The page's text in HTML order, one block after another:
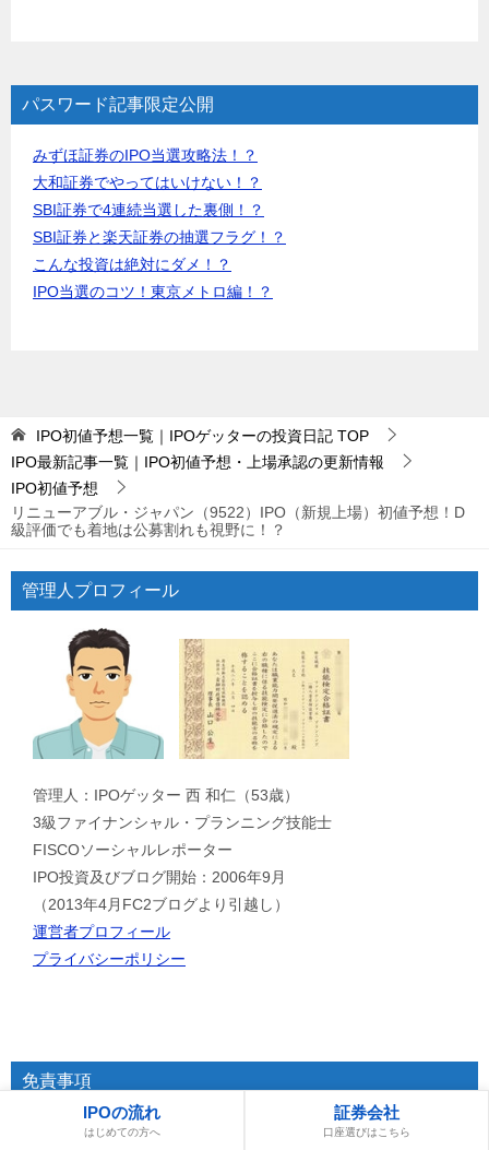
パスワード記事限定公開
みずほ証券のIPO当選攻略法！？
大和証券でやってはいけない！？
SBI証券で4連続当選した裏側！？
SBI証券と楽天証券の抽選フラグ！？
こんな投資は絶対にダメ！？
IPO当選のコツ！東京メトロ編！？
IPO初値予想一覧｜IPOゲッターの投資日記 TOP
IPO最新記事一覧｜IPO初値予想・上場承認の更新情報
IPO初値予想
リニューアブル・ジャパン（9522）IPO（新規上場）初値予想！D
級評価でも着地は公募割れも視野に！？
管理人プロフィール
管理人：IPOゲッター 西 和仁（53歳）
3級ファイナンシャル・プランニング技能士
FISCOソーシャルレポーター
IPO投資及びブログ開始：2006年9月
（2013年4月FC2ブログより引越し）
運営者プロフィール
プライバシーポリシー
免責事項
当サイトの記事や画像は個人で楽しむ目的で運営しており、
IPOの流れ
はじめての方へ
証券会社
口座選びはこちら